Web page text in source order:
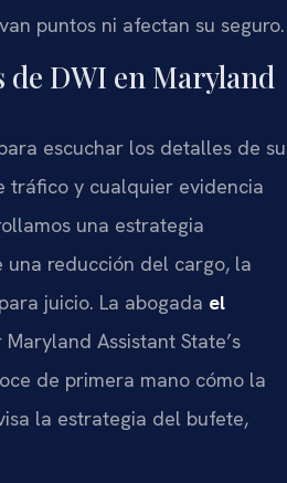
puntos ni afectan su seguro.
de DWI en Maryland
escuchar los detalles de su
tráfico y cualquier evidencia
una estrategia
reducción del cargo, la
juicio. La abogada el
Assistant State’s
de primera mano cómo la
la estrategia del bufete,